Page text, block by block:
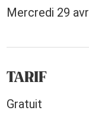
Mercredi 29
TARIF
Gratuit